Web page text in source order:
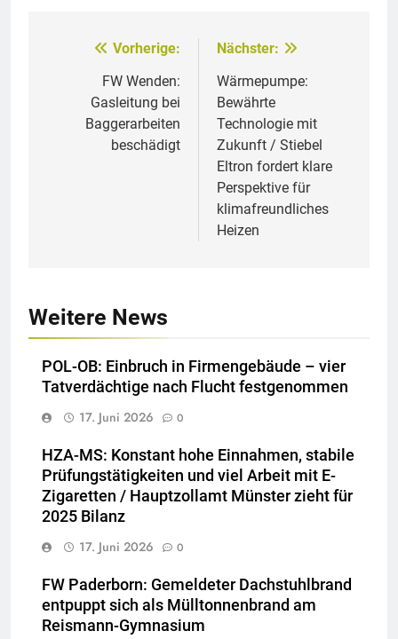
Beitragsnavigation
Vorherige:
FW Wenden:
Gasleitung bei
Baggerarbeiten
beschädigt
Nächster:
Wärmepumpe:
Bewährte
Technologie mit
Zukunft / Stiebel
Eltron fordert klare
Perspektive für
klimafreundliches
Heizen
Weitere News
POL-OB: Einbruch in Firmengebäude – vier
Tatverdächtige nach Flucht festgenommen
17. Juni 2026
0
HZA-MS: Konstant hohe Einnahmen, stabile
Prüfungstätigkeiten und viel Arbeit mit E-
Zigaretten / Hauptzollamt Münster zieht für
2025 Bilanz
17. Juni 2026
0
FW Paderborn: Gemeldeter Dachstuhlbrand
entpuppt sich als Mülltonnenbrand am
Reismann-Gymnasium